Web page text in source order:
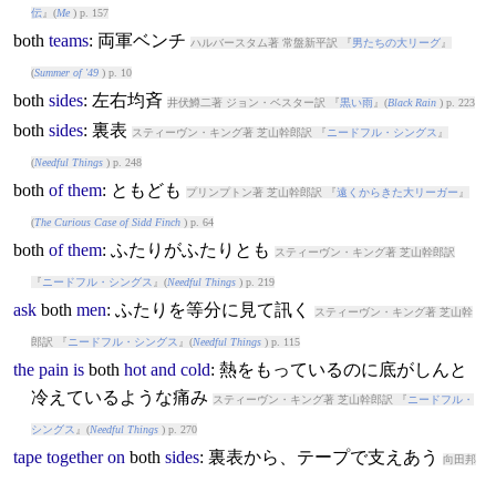
伝』(Me) p. 157
both teams: 両軍ベンチ ハルバースタム著 常盤新平訳 『 男たちの大リーグ』
(Summer of '49) p. 10
both sides: 左右均斉 井伏鱒二著 ジョン・ベスター訳 『黒い雨 』(Black Rain) p. 223
both sides: 裏表 スティーヴン・キング著 芝山幹郎訳 『 ニードフル・シングス 』
(Needful Things) p. 248
both of them: ともども プリンプトン著 芝山幹郎訳 『遠くからきた大リーガー 』
(The Curious Case of Sidd Finch) p. 64
both of them: ふたりがふたりとも スティーヴン・キング著 芝山幹郎訳
『 ニードフル・シングス 』(Needful Things) p. 219
ask both men: ふたりを等分に見て訊く スティーヴン・キング著 芝山幹
郎訳 『 ニードフル・シングス 』(Needful Things) p. 115
the pain is both hot and cold: 熱をもっているのに底がしんと
冷えているような痛み スティーヴン・キング著 芝山幹郎訳 『 ニードフル・
シングス 』(Needful Things) p. 270
tape together on both sides: 裏表から、テープで支えあう 向田邦